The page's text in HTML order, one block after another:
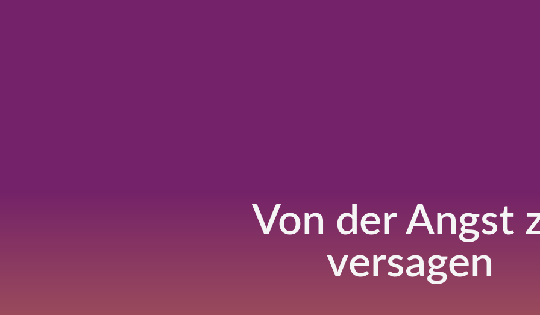
Von der Angst
versagen